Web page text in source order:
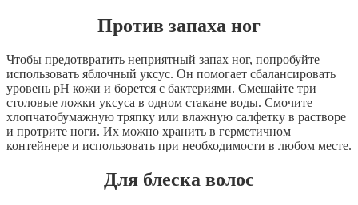
Против запаха ног
Чтобы предотвратить неприятный запах ног, попробуйте
использовать яблочный уксус. Он помогает сбалансировать
уровень рН кожи и борется с бактериями. Смешайте три
столовые ложки уксуса в одном стакане воды. Смочите
хлопчатобумажную тряпку или влажную салфетку в растворе
и протрите ноги. Их можно хранить в герметичном
контейнере и использовать при необходимости в любом месте.
Для блеска волос